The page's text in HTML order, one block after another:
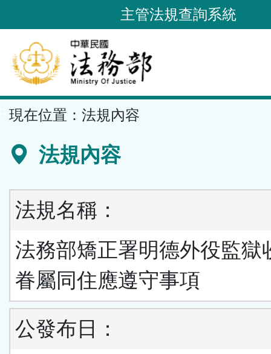
到
要
內
容
區
主管法規查詢系統
現在位置： 法規內容
法規內容
法規名稱：
法務部矯正署明德外役監獄
眷屬同住應遵守事項
公發布日：